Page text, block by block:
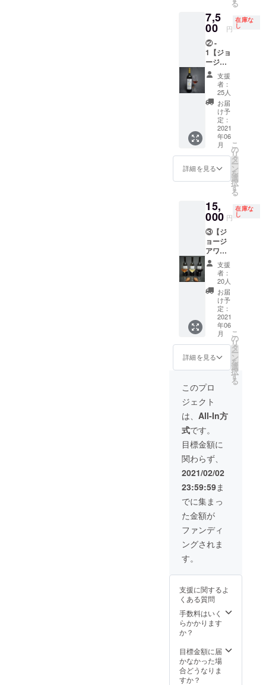
で備考
欄にご
記入下
さい。
また、
不要の
方は備
考欄に
「刻印
なし」
とご記
入下さ
い。 ※
コロナ
の影響
により
リター
可能性
がござ
います
ので、
その際
はメー
ルにて
ご連絡
致しま
す。 ※
リター
ン開始
予定月
より、
Webサ
イトに
てチ
を有効
ます。
※有効期
2021年
6月〜
2022年
6月
その際
はメー
ルにて
ご連絡
致しま
す。 ※
リター
ン開始
予定月
より、
Webサ
イトに
てチ
ケット
の使用
を有効
に致し
※有効期
2021年
6月〜
2022年
6月
ラ)に参
加する
事は出
来ませ
ん。 ※
航空券
等の御
手配
は、お
客様ご
負担で
お願い
申し上
げま
す。 ※
コロナ
の影響
に変更
が出る
可能性
がござ
います
ので、
その際
はメー
ルにて
ご連絡
致しま
す。
ウェブ
サイト
に1年間
掲載致
しま
す。
【備
考】 ※
未成年
の方は
ご利用
いただ
けませ
ん。 ※
掲載画
像は参
考です
いた後
にメー
ルにて
ヒアリ
ング、
並びに
ワイン
やワイ
ナリー
セレク
トのサ
ポート
をさせ
ていた
だきま
す。 ※
コロナ
リター
に変更
が出る
可能性
がござ
います
ので、
その際
はメー
ご連絡
致しま
す。 ※
ワイン
がリ
ターン
品では
入の権
利にな
りま
す。 ※
支援し
ていた
ず備考
欄にご
希望の
購入権
(本来ス
テンレ
スタン
クでし
か醸造
されな
いセミ
ウィー
トワイ
ン"フ
ヴァン
チカ
ラ"をド
ライワ
インに
寧に時
間をか
けてク
ヴェヴ
リの世
話を
し、
ジョー
ジアの
厳しい
検査の
中で認
定され
たク
ヴェヴ
リ製法
による
ラ。) ・
ていた
だきま
した法
人様の
お名前
(任意)を
DaiSuW
ineの
サイト
に1年間
掲載致
しま
す。
【備
考】 ※
ご利用
いただ
けませ
ん。 ※
非常に
希少な
先着1組
様とさ
せてい
る
7,5
00 円
在庫な
し
② -
1【ジョ
ージア
ワイン1
本(アン
バー) +
ピアラ1
つの購
入チ
ケッ
ト】 ・
DaiSuW
ineが
ジョー
ジアで
厳選し
ファミ
リーワ
イナ
リーの
中か
ら、日
本初上
陸のク
ヴェヴ
リワイ
750ml ×
1本(ア
ンバー)
を購入
する事
が出来
をご提
供致し
ます。
・ク
ヴェヴ
リと同
じ土壌
から出
来た素
焼きの
土器1つ
に、支
援して
頂いた
方の名
前を
ジョー
ジア文
意)ご提
供致し
ます。
・支援
して頂
いた方
て、感
謝の
メール
支援
者：
25人
お届
け予
定：
2021
年06
月
詳細を見る
こ
の
リ
タ
ー
ン
を
選
択
す
る
15,
000 円
在庫な
し
③【ジ
ョージ
アワイ
ン3本
セット
の購入
チケッ
ト】※ワ
イン1本
6000円
相当 ・
DaiSuW
ineが
ジョー
ジアで
厳選し
ました
ファミ
リーワ
イナ
リーの
中か
ら、日
本初上
陸のク
ヴェヴ
リワイ
ン
750ml ×
3本セッ
ト(アン
バー、
白、赤
を1本ず
事が出
ケット
をご提
供致し
ます。
・支援
いた方
にお礼
とし
て、感
支援
者：
20人
お届
け予
定：
2021
年06
月
詳細を見る
こ
の
リ
タ
ー
ン
を
選
択
す
る
このプロ
ジェクト
は、 All-In方
式です。
目標金額に
関わらず、
2021/02/02
23:59:59ま
でに集まっ
た金額が
ファンディ
ングされま
す。
支援に関するよ
くある質問
手数料はいく
らかかります
か？
目標金額に届
かなかった場
合どうなりま
すか？